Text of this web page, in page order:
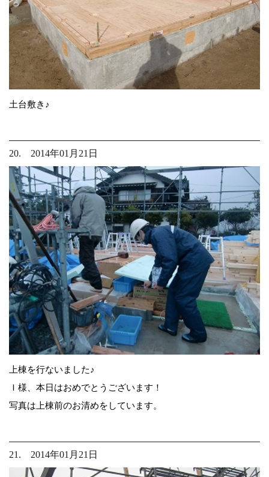
土台敷き♪
20. 2014年01月21日
上棟を行ないました♪
Ｉ様、本日はおめでとうございます！
写真は上棟前のお清めをしています。
21. 2014年01月21日